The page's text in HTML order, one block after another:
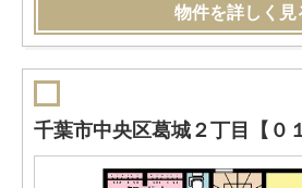
物件を詳しく見
千葉市中央区葛城２丁目【